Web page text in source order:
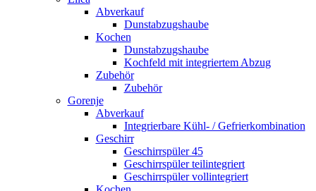
Abverkauf
Dunstabzugshaube
Kochen
Dunstabzugshaube
Kochfeld mit integriertem Abzug
Zubehör
Zubehör
Gorenje
Abverkauf
Integrierbare Kühl- / Gefrierkombination
Geschirr
Geschirrspüler 45
Geschirrspüler teilintegriert
Geschirrspüler vollintegriert